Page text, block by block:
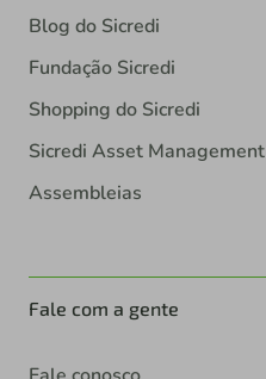
Blog do Sicredi
Fundação Sicredi
Shopping do Sicredi
Sicredi Asset Management
Assembleias
Fale com a gente